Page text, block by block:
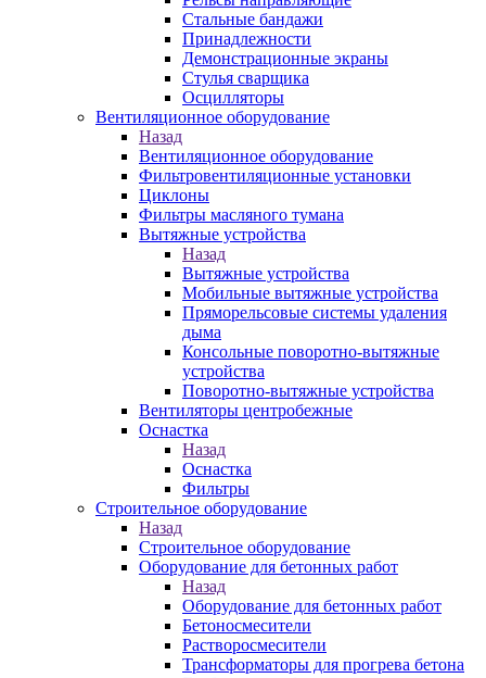
Стальные бандажи
Принадлежности
Демонстрационные экраны
Стулья сварщика
Осцилляторы
Вентиляционное оборудование
Назад
Вентиляционное оборудование
Фильтровентиляционные установки
Циклоны
Фильтры масляного тумана
Вытяжные устройства
Назад
Вытяжные устройства
Мобильные вытяжные устройства
Пряморельсовые системы удаления
дыма
Консольные поворотно-вытяжные
устройства
Поворотно-вытяжные устройства
Вентиляторы центробежные
Оснастка
Назад
Оснастка
Фильтры
Строительное оборудование
Назад
Строительное оборудование
Оборудование для бетонных работ
Назад
Оборудование для бетонных работ
Бетоносмесители
Растворосмесители
Трансформаторы для прогрева бетона